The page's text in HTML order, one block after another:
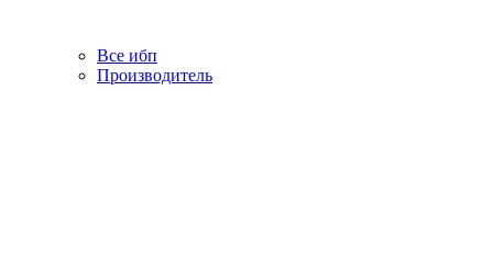
Все ибп
Производитель